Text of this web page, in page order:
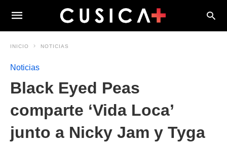
INICIO NOTICIAS
Noticias
Black Eyed Peas
comparte ‘Vida Loca’
junto a Nicky Jam y Tyga